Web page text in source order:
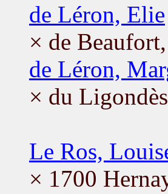
de Léron, Elie
× de
de Léron,
× du
Le Ros,
× 1700